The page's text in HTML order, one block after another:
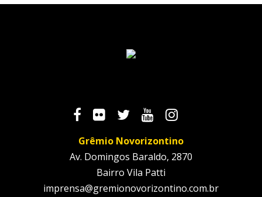
Grêmio Novorizontino
Av. Domingos Baraldo, 2870
Bairro Vila Patti
imprensa@gremionovorizontino.com.br